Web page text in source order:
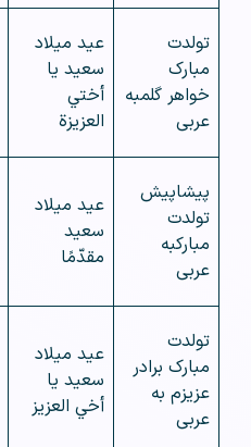
تولدت
مبارک
خواهر گلمبه
عربی
عيد ميلاد
سعيد يا
أختي
العزيزة
پیشاپیش
تولدت
مبارکبه
عربی
عيد ميلاد
سعيد
مقدّمًا
تولدت
مبارک برادر
عزیزم به
عربی
عيد ميلاد
سعيد يا
أخي العزيز